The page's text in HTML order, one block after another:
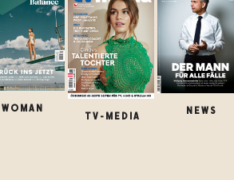
WOMAN
TV-MEDIA
NEWS